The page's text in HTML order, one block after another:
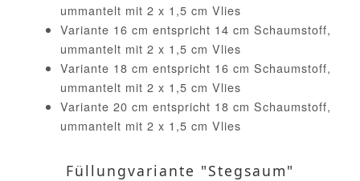
ummantelt mit 2 x 1,5 cm Vlies
Variante 16 cm entspricht 14 cm Schaumstoff,
ummantelt mit 2 x 1,5 cm Vlies
Variante 18 cm entspricht 16 cm Schaumstoff,
ummantelt mit 2 x 1,5 cm Vlies
Variante 20 cm entspricht 18 cm Schaumstoff,
ummantelt mit 2 x 1,5 cm Vlies
Füllungvariante "Stegsaum"